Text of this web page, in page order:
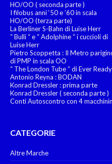
HO/OO ( seconda parte )
I filobus anni ‘50 e ’60 in scala
HO/OO (terza parte)
La Berliner S-Bahn di Luise Herr
“ Bulli “ e “ Adolphine “ i cuccioli di
Luise Herr
Pietro Scoppetta : Il Metro
di PMP in scala OO
“ The London Tube “ di Ever Ready
Antonio Reyna : BODAN
Konrad Dressler : prima parte
Konrad Dressler ( seconda parte )
Conti Autoscontro con 4
CATEGORIE
Altre Marche